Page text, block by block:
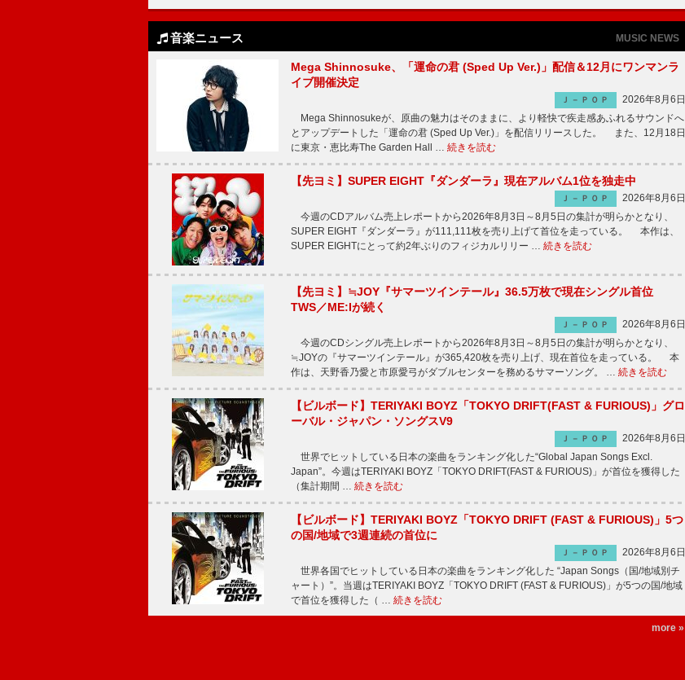
音楽ニュース MUSIC NEWS
Mega Shinnosuke、「運命の君 (Sped Up Ver.)」配信＆12月にワンマンラ
イブ開催決定
Ｊ－ＰＯＰ
2026年8月6日
Mega Shinnosukeが、原曲の魅力はそのままに、より軽快で疾走感あふれるサウンドへ
とアップデートした「運命の君 (Sped Up Ver.)」を配信リリースした。 また、12月18日
に東京・恵比寿The Garden Hall … 続きを読む
【先ヨミ】SUPER EIGHT『ダンダーラ』現在アルバム1位を独走中
Ｊ－ＰＯＰ
2026年8月6日
今週のCDアルバム売上レポートから2026年8月3日～8月5日の集計が明らかとなり、
SUPER EIGHT『ダンダーラ』が111,111枚を売り上げて首位を走っている。 本作は、
SUPER EIGHTにとって約2年ぶりのフィジカルリリー … 続きを読む
【先ヨミ】≒JOY『サマーツインテール』36.5万枚で現在シングル首位
TWS／ME:Iが続く
Ｊ－ＰＯＰ
2026年8月6日
今週のCDシングル売上レポートから2026年8月3日～8月5日の集計が明らかとなり、
≒JOYの『サマーツインテール』が365,420枚を売り上げ、現在首位を走っている。 本
作は、天野香乃愛と市原愛弓がダブルセンターを務めるサマーソング。 … 続きを読む
【ビルボード】TERIYAKI BOYZ「TOKYO DRIFT(FAST & FURIOUS)」グロ
ーバル・ジャパン・ソングスV9
Ｊ－ＰＯＰ
2026年8月6日
世界でヒットしている日本の楽曲をランキング化した“Global Japan Songs Excl.
Japan”。今週はTERIYAKI BOYZ「TOKYO DRIFT(FAST & FURIOUS)」が首位を獲得した
（集計期間 … 続きを読む
【ビルボード】TERIYAKI BOYZ「TOKYO DRIFT (FAST & FURIOUS)」5つ
の国/地域で3週連続の首位に
Ｊ－ＰＯＰ
2026年8月6日
世界各国でヒットしている日本の楽曲をランキング化した “Japan Songs（国/地域別チ
ャート）”。当週はTERIYAKI BOYZ「TOKYO DRIFT (FAST & FURIOUS)」が5つの国/地域
で首位を獲得した（ … 続きを読む
more »